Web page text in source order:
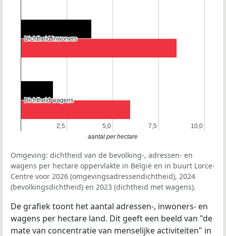
2,5
2,5 5,0
5,0 7,5
7,5 10,0
10,0
Dichtheid inwoners
Dichtheid inwoners
Dichtheid wagens
Dichtheid wagens
aantal per hectare
Omgeving: dichtheid van de bevolking-, adressen- en
wagens per hectare oppervlakte in België en in buurt Lorce-
Centre voor 2026 (omgevingsadressendichtheid), 2024
(bevolkingsdichtheid) en 2023 (dichtheid met wagens).
De grafiek toont het aantal adressen-, inwoners- en
wagens per hectare land. Dit geeft een beeld van "de
mate van concentratie van menselijke activiteiten" in